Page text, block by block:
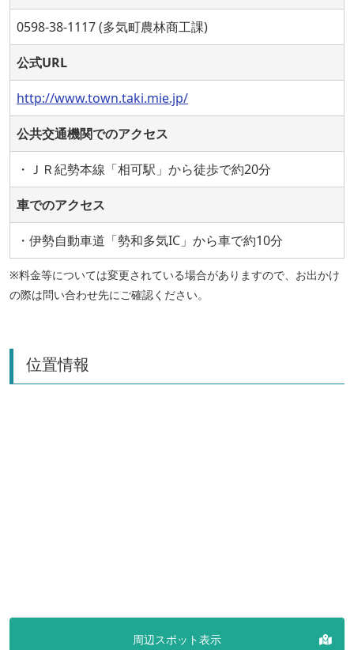
0598-38-1117 (多気町農林商工課)
公式URL
http://www.town.taki.mie.jp/
公共交通機関でのアクセス
・ＪＲ紀勢本線「相可駅」から徒歩で約20分
車でのアクセス
・伊勢自動車道「勢和多気IC」から車で約10分
※料金等については変更されている場合がありますので、お出かけ
の際は問い合わせ先にご確認ください。
位置情報
周辺スポット表示